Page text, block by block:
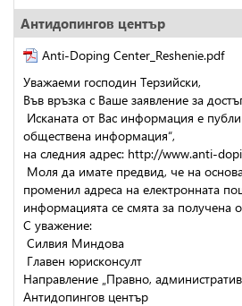
Антидопингов център
Anti-Doping Center_Reshenie.pdf
Уважаеми господин Терзийски,
Във връзка с Ваше заявление за
Исканата от Вас информация е
обществена информация“,
на следния адрес: http://www.anti-
Моля да имате предвид, че на
променил адреса на електронната
информацията се смята за получена
С уважение:
Силвия Миндова
Главен юрисконсулт
Направление „Правно,
Антидопингов център